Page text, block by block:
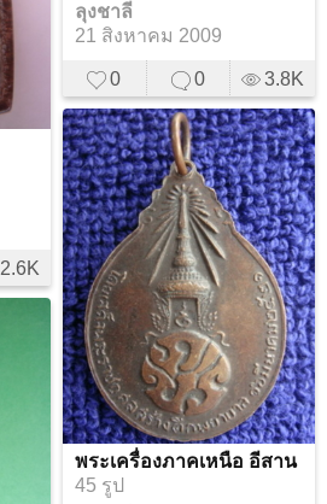
2.6K
ลุงชาลี
21 สิงหาคม 2009
0 0 3.8K
พระเครื่องภาคเหนือ อีสาน
45 รูป